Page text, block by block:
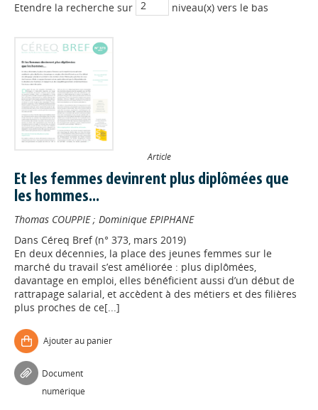
Etendre la recherche sur niveau(x) vers le bas
Article
Et les femmes devinrent plus diplômées que
les hommes...
Thomas COUPPIE; Dominique EPIPHANE
Dans Céreq Bref (n° 373, mars 2019)
En deux décennies, la place des jeunes femmes sur le
marché du travail s’est améliorée : plus diplômées,
davantage en emploi, elles bénéficient aussi d’un début de
rattrapage salarial, et accèdent à des métiers et des filières
plus proches de ce[...]
Ajouter au panier
Document
numérique